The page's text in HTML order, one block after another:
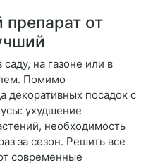
от
на газоне или в
Помимо
декоративных посадок с
ухудшение
необходимость
за сезон. Решить все
современные